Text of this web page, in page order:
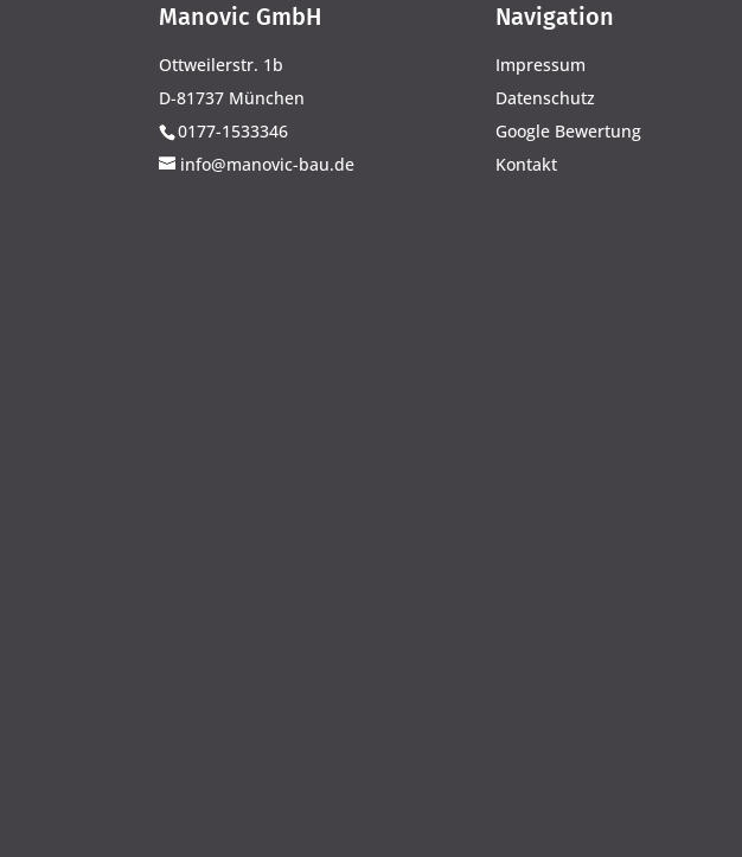
Manovic GmbH
Ottweilerstr. 1b
D-81737 München
0177-1533346
info@manovic-bau.de
Navigation
Impressum
Datenschutz
Google Bewertung
Kontakt